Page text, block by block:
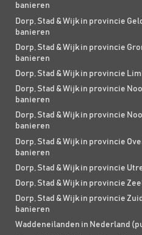
banieren
Dorp, Stad & Wijk in provincie
banieren
Dorp, Stad & Wijk in provincie
banieren
Dorp, Stad & Wijk in provincie
Dorp, Stad & Wijk in provincie
banieren
Dorp, Stad & Wijk in provincie
banieren
Dorp, Stad & Wijk in provincie
banieren
Dorp, Stad & Wijk in provincie
Dorp, Stad & Wijk in provincie
Dorp, Stad & Wijk in provincie
banieren
Waddeneilanden in Nederland